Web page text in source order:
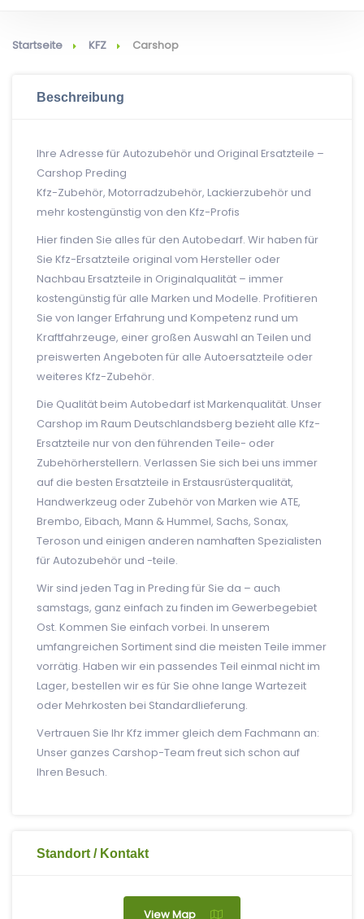
Startseite KFZ Carshop
Beschreibung
Ihre Adresse für Autozubehör und Original Ersatzteile –
Carshop Preding
Kfz-Zubehör, Motorradzubehör, Lackierzubehör und
mehr kostengünstig von den Kfz-Profis
Hier finden Sie alles für den Autobedarf. Wir haben für
Sie Kfz-Ersatzteile original vom Hersteller oder
Nachbau Ersatzteile in Originalqualität – immer
kostengünstig für alle Marken und Modelle. Profitieren
Sie von langer Erfahrung und Kompetenz rund um
Kraftfahrzeuge, einer großen Auswahl an Teilen und
preiswerten Angeboten für alle Autoersatzteile oder
weiteres Kfz-Zubehör.
Die Qualität beim Autobedarf ist Markenqualität. Unser
Carshop im Raum Deutschlandsberg bezieht alle Kfz-
Ersatzteile nur von den führenden Teile- oder
Zubehörherstellern. Verlassen Sie sich bei uns immer
auf die besten Ersatzteile in Erstausrüsterqualität,
Handwerkzeug oder Zubehör von Marken wie ATE,
Brembo, Eibach, Mann & Hummel, Sachs, Sonax,
Teroson und einigen anderen namhaften Spezialisten
für Autozubehör und -teile.
Wir sind jeden Tag in Preding für Sie da – auch
samstags, ganz einfach zu finden im Gewerbegebiet
Ost. Kommen Sie einfach vorbei. In unserem
umfangreichen Sortiment sind die meisten Teile immer
vorrätig. Haben wir ein passendes Teil einmal nicht im
Lager, bestellen wir es für Sie ohne lange Wartezeit
oder Mehrkosten bei Standardlieferung.
Vertrauen Sie Ihr Kfz immer gleich dem Fachmann an:
Unser ganzes Carshop-Team freut sich schon auf
Ihren Besuch.
Standort / Kontakt
View Map